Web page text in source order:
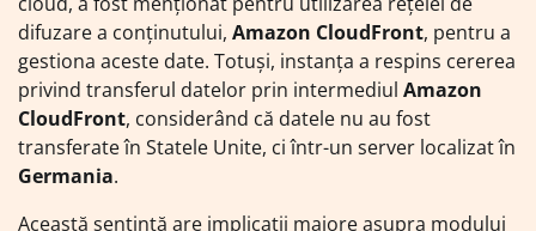
difuzare a conținutului, Amazon CloudFront, pentru a
gestiona aceste date. Totuși, instanța a respins cererea
privind transferul datelor prin intermediul Amazon
CloudFront, considerând că datele nu au fost
transferate în Statele Unite, ci într-un server localizat în
Germania.
Această sentință are implicații majore asupra modului